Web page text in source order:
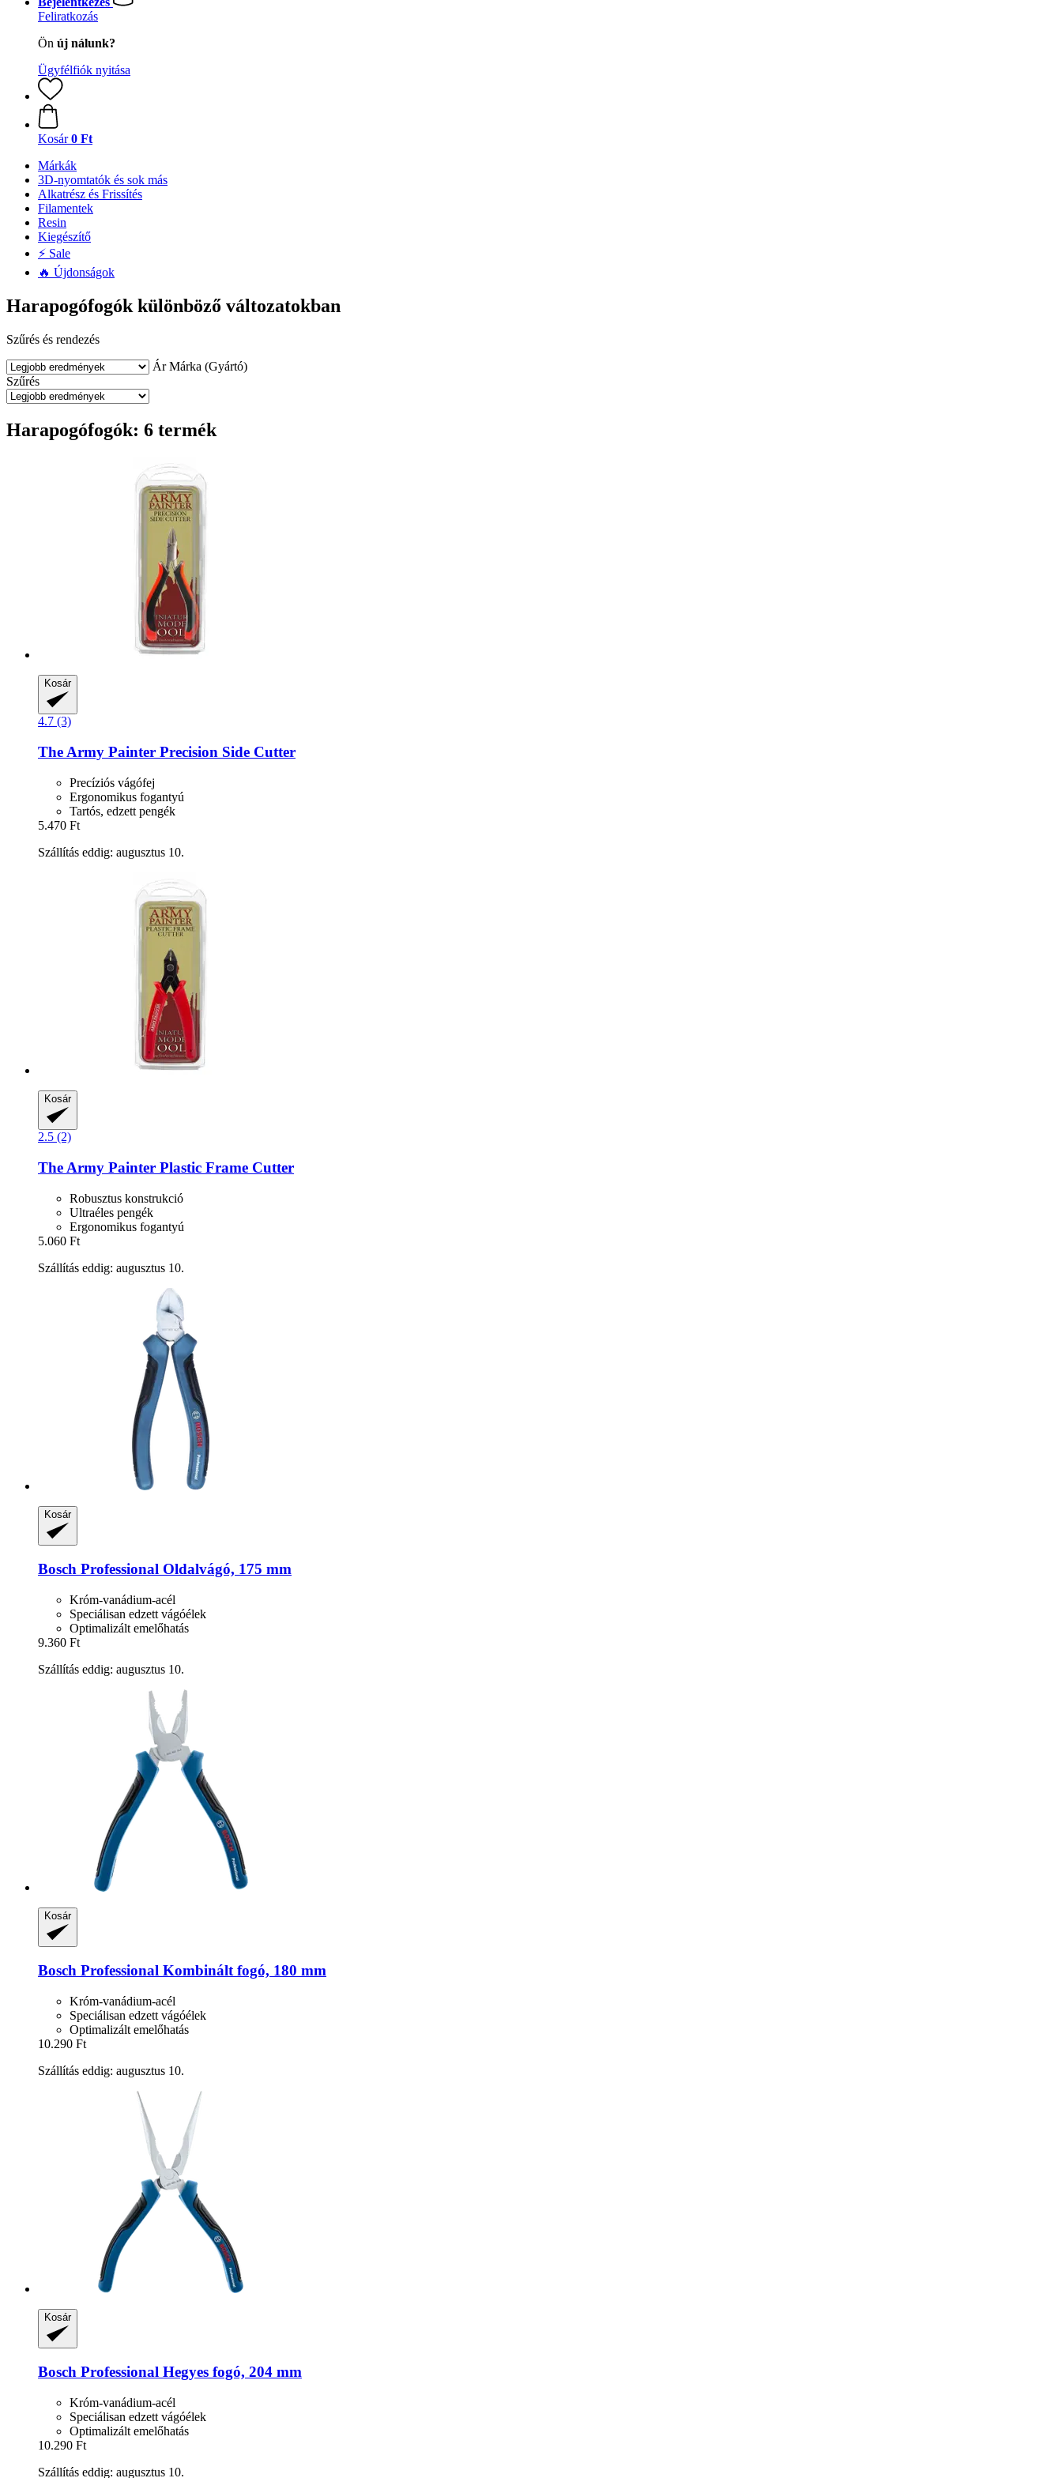
Feliratkozás
Ön új nálunk?
Ügyfélfiók nyitása
Kosár 0 Ft
Márkák
3D-nyomtatók és sok más
Alkatrész és Frissítés
Filamentek
Resin
Kiegészítő
⚡ Sale
🔥 Újdonságok
Harapogófogók különböző változatokban
Szűrés és rendezés
Ár Márka (Gyártó)
Szűrés
Harapogófogók: 6 termék
Kosár
4.7 (3)
The Army Painter Precision Side Cutter
Precíziós vágófej
Ergonomikus fogantyú
Tartós, edzett pengék
5.470 Ft
Szállítás eddig: augusztus 10.
Kosár
2.5 (2)
The Army Painter Plastic Frame Cutter
Robusztus konstrukció
Ultraéles pengék
Ergonomikus fogantyú
5.060 Ft
Szállítás eddig: augusztus 10.
Kosár
Bosch Professional Oldalvágó, 175 mm
Króm-vanádium-acél
Speciálisan edzett vágóélek
Optimalizált emelőhatás
9.360 Ft
Szállítás eddig: augusztus 10.
Kosár
Bosch Professional Kombinált fogó, 180 mm
Króm-vanádium-acél
Speciálisan edzett vágóélek
Optimalizált emelőhatás
10.290 Ft
Szállítás eddig: augusztus 10.
Kosár
Bosch Professional Hegyes fogó, 204 mm
Króm-vanádium-acél
Speciálisan edzett vágóélek
Optimalizált emelőhatás
10.290 Ft
Szállítás eddig: augusztus 10.